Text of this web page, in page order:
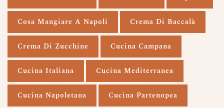
Cosa Mangiare A Napoli Crema Di Baccalà
Crema Di Zucchine Cucina Campana
Cucina Italiana Cucina Mediterranea
Cucina Napoletana Cucina Partenopea